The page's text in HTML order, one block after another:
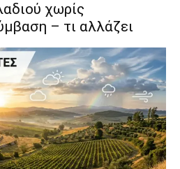
χωρίς
– τι αλλάζει